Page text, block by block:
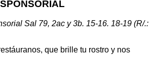
Sal 79, 2ac y 3b. 15-16. 18-19 (R/.:
que brille tu rostro y nos